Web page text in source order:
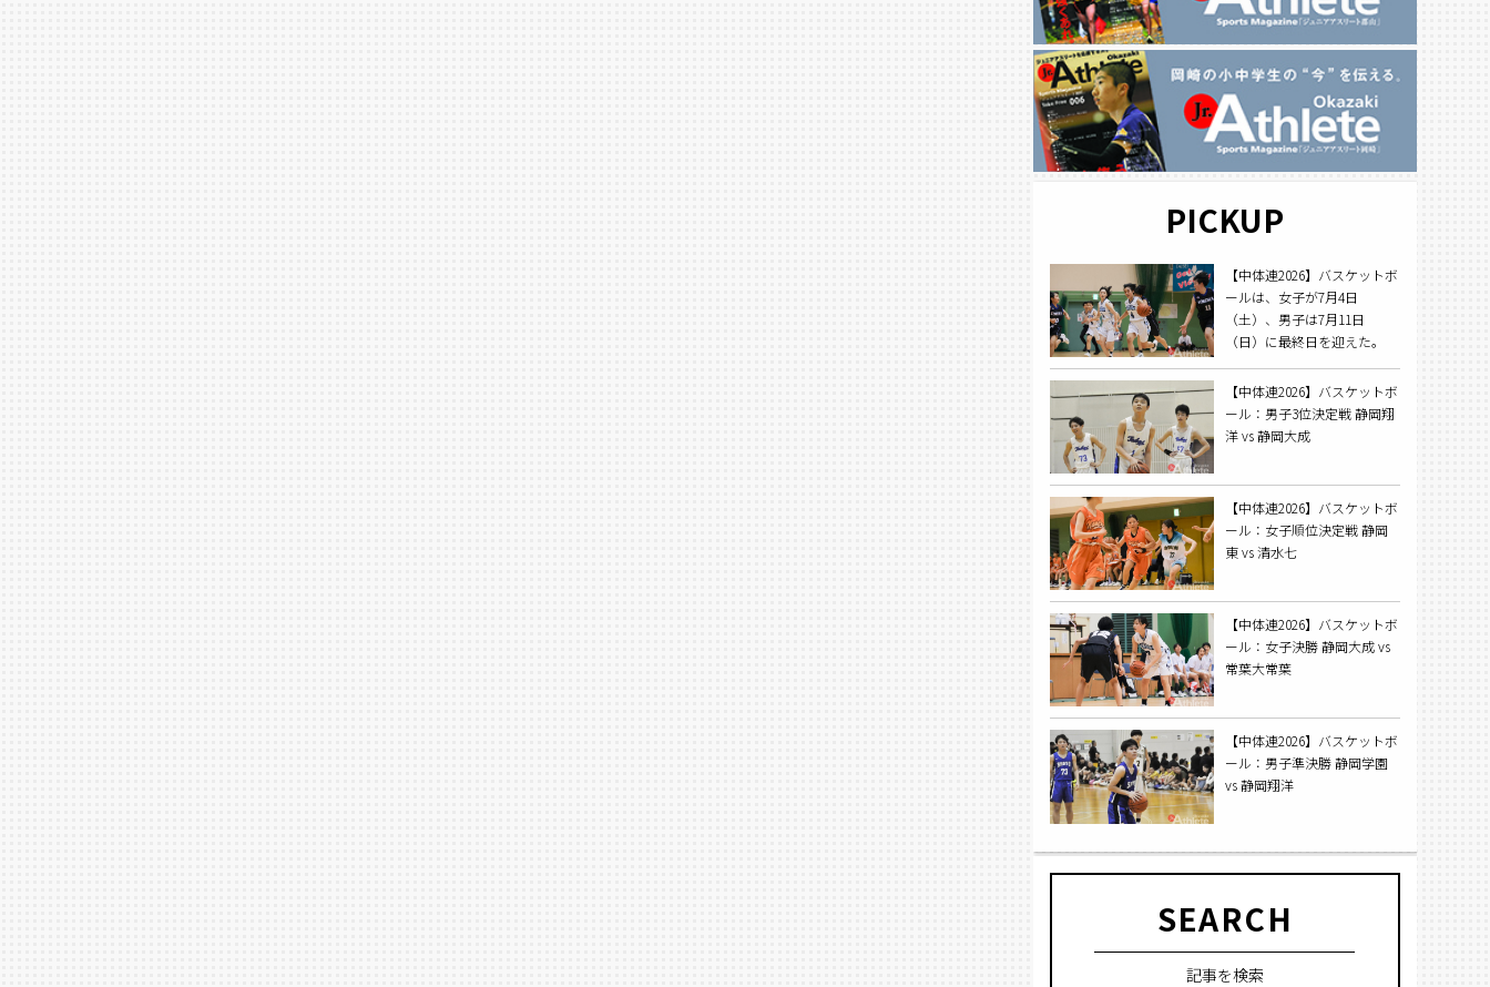
PICKUP
【中体連2026】バスケットボ
ールは、女子が7月4日
（土）、男子は7月11日
（日）に最終日を迎えた。
【中体連2026】バスケットボ
ール：男子3位決定戦 静岡翔
洋 vs 静岡大成
【中体連2026】バスケットボ
ール：女子順位決定戦 静岡
東 vs 清水七
【中体連2026】バスケットボ
ール：女子決勝 静岡大成 vs
常葉大常葉
【中体連2026】バスケットボ
ール：男子準決勝 静岡学園
vs 静岡翔洋
SEARCH
記事を検索